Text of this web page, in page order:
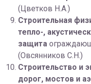
(Цветков Н.А.)
Строительная
тепло-,
защита
(Овсянников С.Н.)
Строительство и
дорог, мостов и